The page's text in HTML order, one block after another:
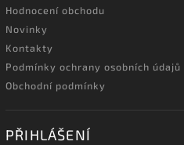
Hodnocení obchodu
Novinky
Kontakty
Podmínky ochrany osobních údajů
Obchodní podmínky
PŘIHLÁŠENÍ